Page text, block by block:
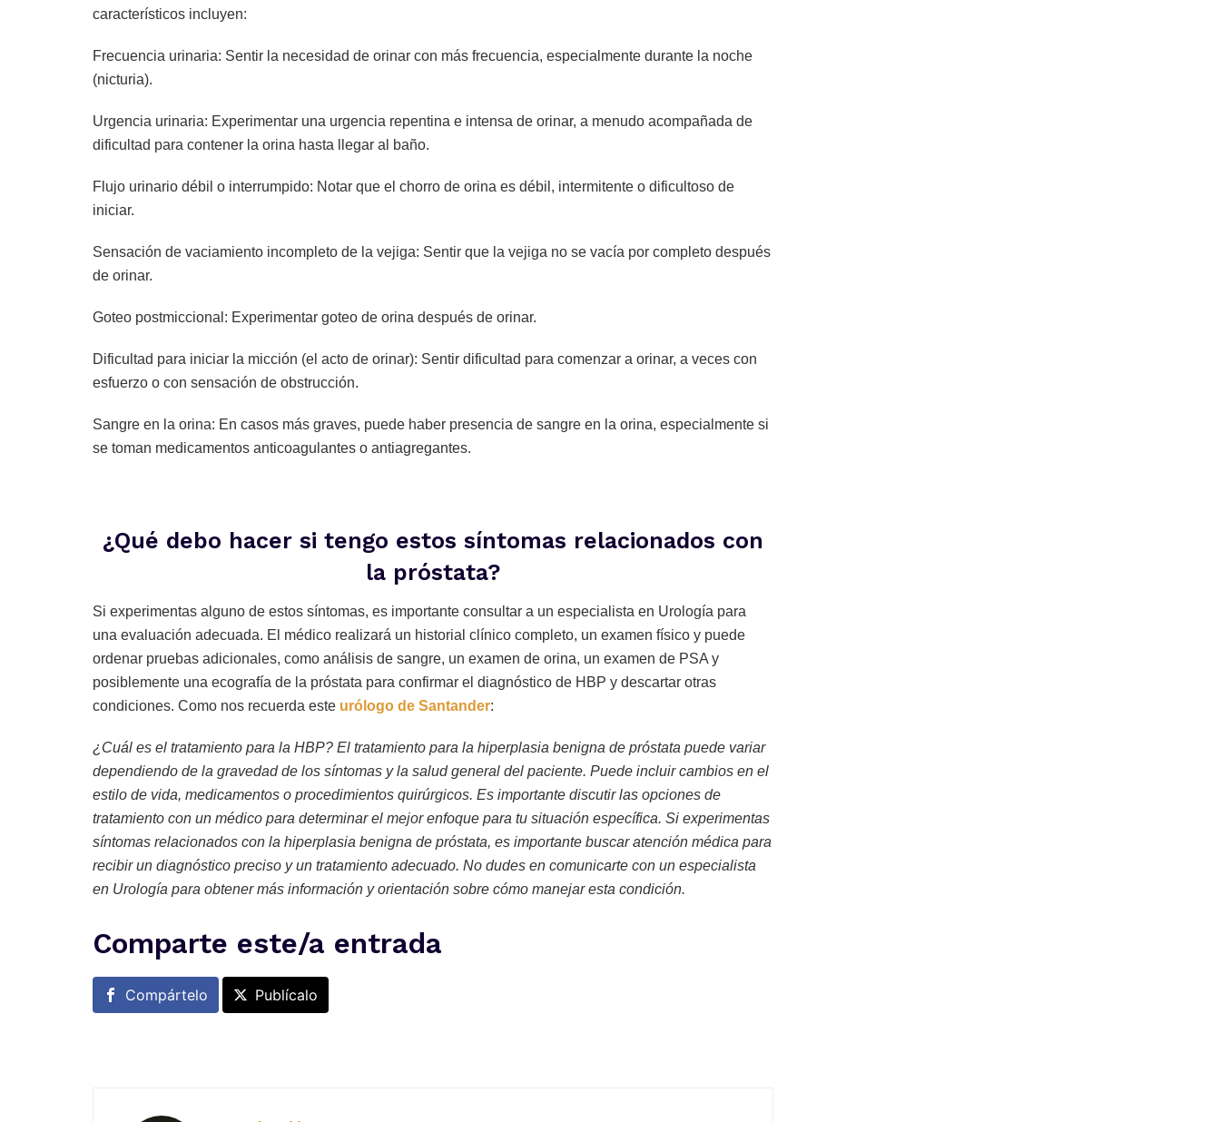
característicos incluyen:
Frecuencia urinaria: Sentir la necesidad de orinar con más frecuencia, especialmente durante la noche
(nicturia).
Urgencia urinaria: Experimentar una urgencia repentina e intensa de orinar, a menudo acompañada de
dificultad para contener la orina hasta llegar al baño.
Flujo urinario débil o interrumpido: Notar que el chorro de orina es débil, intermitente o dificultoso de
iniciar.
Sensación de vaciamiento incompleto de la vejiga: Sentir que la vejiga no se vacía por completo después
de orinar.
Goteo postmiccional: Experimentar goteo de orina después de orinar.
Dificultad para iniciar la micción (el acto de orinar): Sentir dificultad para comenzar a orinar, a veces con
esfuerzo o con sensación de obstrucción.
Sangre en la orina: En casos más graves, puede haber presencia de sangre en la orina, especialmente si
se toman medicamentos anticoagulantes o antiagregantes.
¿Qué debo hacer si tengo estos síntomas relacionados con
la próstata?
Si experimentas alguno de estos síntomas, es importante consultar a un especialista en Urología para
una evaluación adecuada. El médico realizará un historial clínico completo, un examen físico y puede
ordenar pruebas adicionales, como análisis de sangre, un examen de orina, un examen de PSA y
posiblemente una ecografía de la próstata para confirmar el diagnóstico de HBP y descartar otras
condiciones. Como nos recuerda este urólogo de Santander:
¿Cuál es el tratamiento para la HBP? El tratamiento para la hiperplasia benigna de próstata puede variar
dependiendo de la gravedad de los síntomas y la salud general del paciente. Puede incluir cambios en el
estilo de vida, medicamentos o procedimientos quirúrgicos. Es importante discutir las opciones de
tratamiento con un médico para determinar el mejor enfoque para tu situación específica. Si experimentas
síntomas relacionados con la hiperplasia benigna de próstata, es importante buscar atención médica para
recibir un diagnóstico preciso y un tratamiento adecuado. No dudes en comunicarte con un especialista
en Urología para obtener más información y orientación sobre cómo manejar esta condición.
Comparte este/a entrada
Compártelo Publícalo